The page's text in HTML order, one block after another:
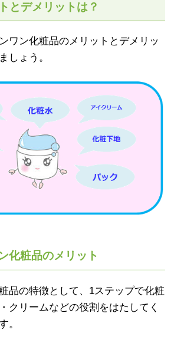
とデメリットは？
ワン化粧品のメリットとデメリッ
しょう。
化粧品のメリット
品の特徴として、1ステップで化粧
クリームなどの役割をはたしてく
。